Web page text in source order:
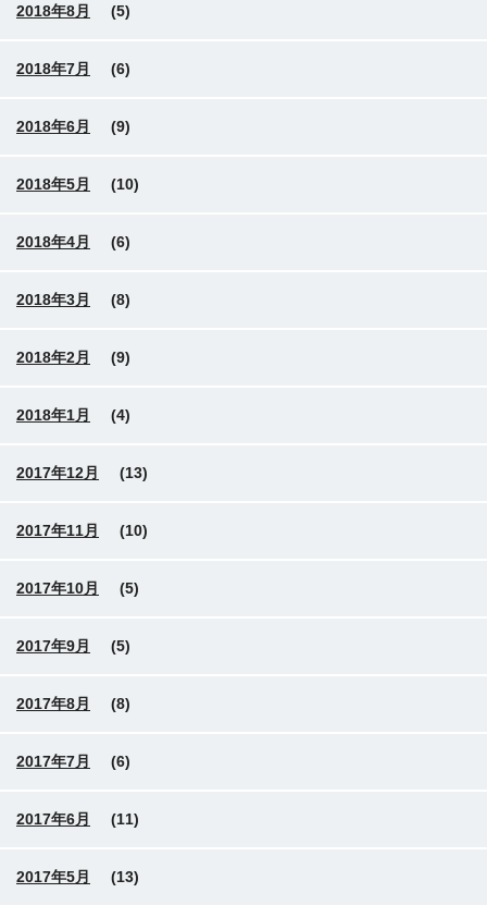
2018年8月 (5)
2018年7月 (6)
2018年6月 (9)
2018年5月 (10)
2018年4月 (6)
2018年3月 (8)
2018年2月 (9)
2018年1月 (4)
2017年12月 (13)
2017年11月 (10)
2017年10月 (5)
2017年9月 (5)
2017年8月 (8)
2017年7月 (6)
2017年6月 (11)
2017年5月 (13)